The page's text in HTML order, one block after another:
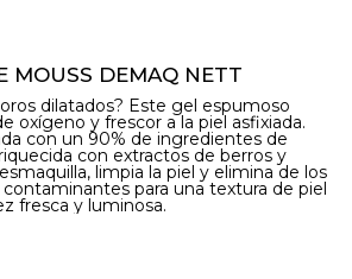
MOUSS DEMAQ NETT
dilatados? Este gel espumoso
oxígeno y frescor a la piel asfixiada.
con un 90% de ingredientes de
con extractos de berros y
limpia la piel y elimina de los
para una textura de piel
fresca y luminosa.